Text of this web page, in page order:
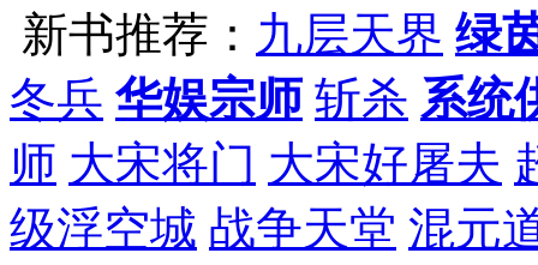
新书推荐： 九层天界 绿
冬兵 华娱宗师 斩杀 系统
师 大宋将门 大宋好屠夫
级浮空城 战争天堂 混元